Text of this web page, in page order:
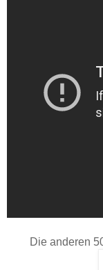
Die anderen